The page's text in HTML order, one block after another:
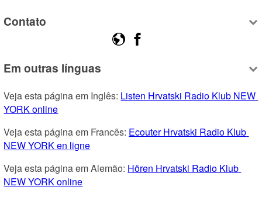
Contato
Em outras línguas
Veja esta página em Inglês: Listen Hrvatski Radio Klub NEW
YORK online
Veja esta página em Francês: Ecouter Hrvatski Radio Klub
NEW YORK en ligne
Veja esta página em Alemão: Hören Hrvatski Radio Klub
NEW YORK online